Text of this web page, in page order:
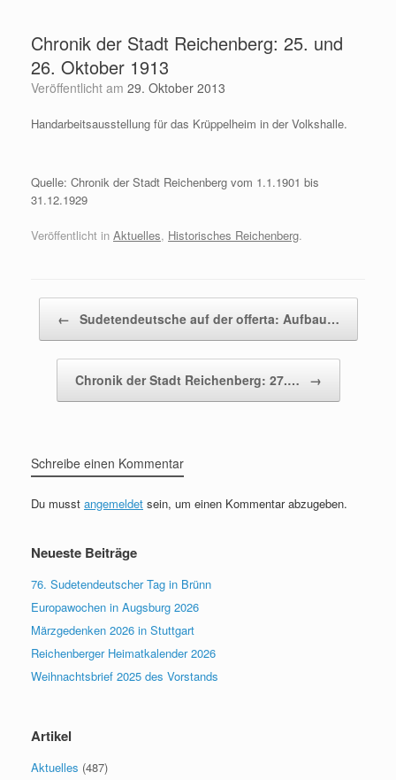
springenChronik der Stadt Reichenberg: 25. und
26. Oktober 1913
Veröffentlicht am 29. Oktober 2013
Handarbeitsausstellung für das Krüppelheim in der Volkshalle.
Quelle: Chronik der Stadt Reichenberg vom 1.1.1901 bis
31.12.1929
Veröffentlicht in Aktuelles, Historisches Reichenberg.
← Sudetendeutsche auf der offerta: Aufbau…
Chronik der Stadt Reichenberg: 27.… →
Schreibe einen Kommentar
Du musst angemeldet sein, um einen Kommentar abzugeben.
Neueste Beiträge
76. Sudetendeutscher Tag in Brünn
Europawochen in Augsburg 2026
Märzgedenken 2026 in Stuttgart
Reichenberger Heimatkalender 2026
Weihnachtsbrief 2025 des Vorstands
Artikel
Aktuelles (487)